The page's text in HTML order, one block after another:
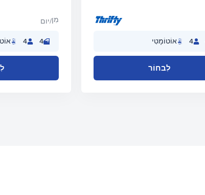
4 אוֹטוֹמָטִי
לִבחוֹר
מִן/יום
4
4